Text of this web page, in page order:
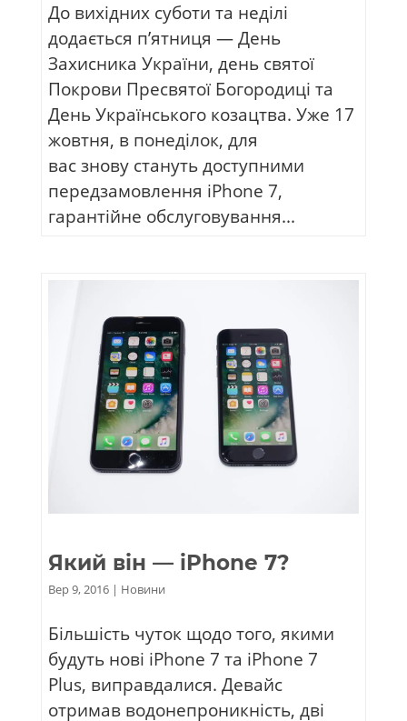
До вихідних суботи та неділі
додається п’ятниця — День
Захисника України, день святої
Покрови Пресвятої Богородиці та
День Українського козацтва. Уже 17
жовтня, в понеділок, для
вас знову стануть доступними
передзамовлення iPhone 7,
гарантійне обслуговування...
Який він — iPhone 7?
Вер 9, 2016| Новини
Більшість чуток щодо того, якими
будуть нові iPhone 7 та iPhone 7
Plus, виправдалися. Девайс
отримав водонепроникність, дві